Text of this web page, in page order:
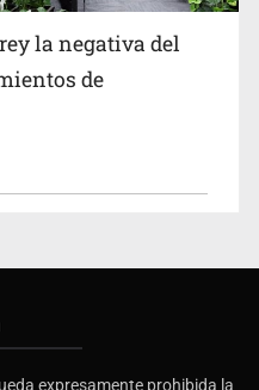
la negativa del
de
expresamente prohibida la